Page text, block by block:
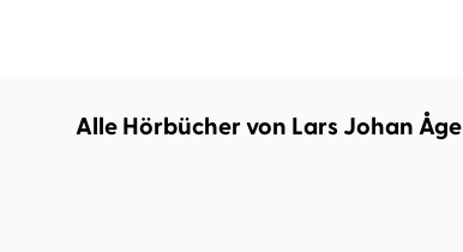
Alle Hörbücher von Lars Johan Åge